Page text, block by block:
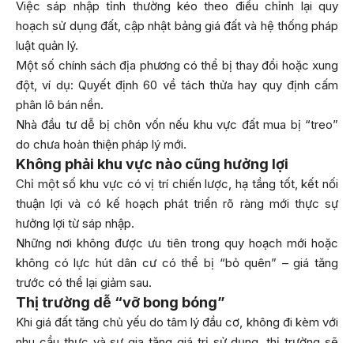
Việc sáp nhập tỉnh thường kéo theo điều chỉnh lại quy
hoạch sử dụng đất, cập nhật bảng giá đất và hệ thống pháp
luật quản lý.
Một số chính sách địa phương có thể bị thay đổi hoặc xung
đột, ví dụ: Quyết định 60 về tách thửa hay quy định cấm
phân lô bán nền.
Nhà đầu tư dễ bị chôn vốn nếu khu vực đất mua bị “treo”
do chưa hoàn thiện pháp lý mới.
Không phải khu vực nào cũng hưởng lợi
Chỉ một số khu vực có vị trí chiến lược, hạ tầng tốt, kết nối
thuận lợi và có kế hoạch phát triển rõ ràng mới thực sự
hưởng lợi từ sáp nhập.
Những nơi không được ưu tiên trong quy hoạch mới hoặc
không có lực hút dân cư có thể bị “bỏ quên” – giá tăng
trước có thể lại giảm sau.
Thị trường dễ “vỡ bong bóng”
Khi giá đất tăng chủ yếu do tâm lý đầu cơ, không đi kèm với